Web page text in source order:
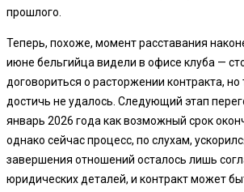
прошлого.
Теперь, похоже, момент расставания
июне бельгийца видели в офисе клуба —
договориться о расторжении контракта,
достичь не удалось. Следующий этап
январь 2026 года как возможный срок
однако сейчас процесс, по слухам,
завершения отношений осталось лишь
юридических деталей, и контракт может